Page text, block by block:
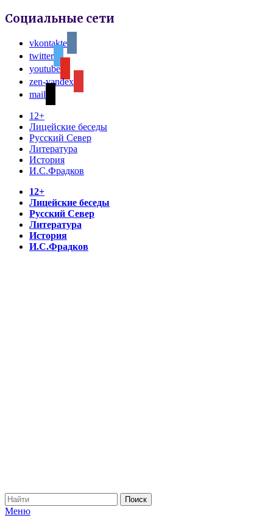
Социальные сети
vkontakte
twitter
youtube
zen-yandex
mail
12+
Лицейские беседы
Русский Север
Литература
История
И.С.Фрадков
12+
Лицейские беседы
Русский Север
Литература
История
И.С.Фрадков
Меню